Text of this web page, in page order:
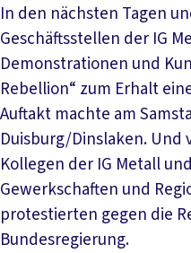
In den nächsten Tagen
Geschäftsstellen der IG
Demonstrationen und
Rebellion“ zum Erhalt
Auftakt machte am
Duisburg/Dinslaken. Und
Kollegen der IG Metall
Gewerkschaften und
protestierten gegen die
Bundesregierung.